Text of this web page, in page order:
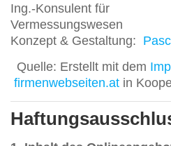
Ing.-Konsulent für
Vermessungswesen
Konzept & Gestaltung:
Quelle: Erstellt mit dem
firmenwebseiten.atin